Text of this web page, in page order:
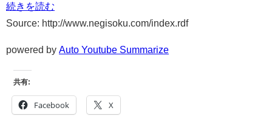
続きを読む
Source: http://www.negisoku.com/index.rdf
powered by Auto Youtube Summarize
共有:
Facebook X